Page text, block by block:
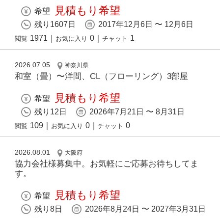
希望 見積もり希望
残り1607日 2017年12月6日 〜 12月6日
閲覧 1971 お気に入り 0 チャット 1
2026.07.05 神奈川県
和室（畳）〜洋間、CL（フローリング）3部屋
希望 見積もり希望
残り12日 2026年7月21日 〜 8月31日
閲覧 109 お気に入り 0 チャット 0
2026.08.01 大阪府
協力会社様募集中。お気軽にご応募お待ちしてま
す。
希望 見積もり希望
残り8日 2026年8月24日 〜 2027年3月31日